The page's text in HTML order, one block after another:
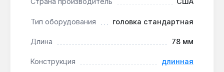
шпильках или в углублениях, где стандартная
размер 17 мм на корпусе позволяет мгновенно
Защита от коррозии: хромированное
Тип оборудования головка стандартная
Длина 78 мм
Конструкция длинная